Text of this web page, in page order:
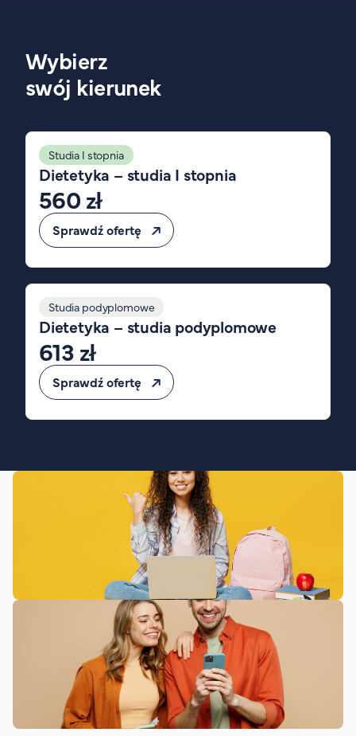
O nas
Akademia Online
FAQ
Nasi wykładowcy
Strefa wiedzy
Kontakt
Górny pasek
Rekrutacja
Wirtualny Pokój Studenta
Wybierz
swój kierunek
Studia I stopnia
Dietetyka – studia I stopnia
560 zł
Sprawdź ofertę
Studia podyplomowe
Dietetyka – studia podyplomowe
613 zł
Sprawdź ofertę